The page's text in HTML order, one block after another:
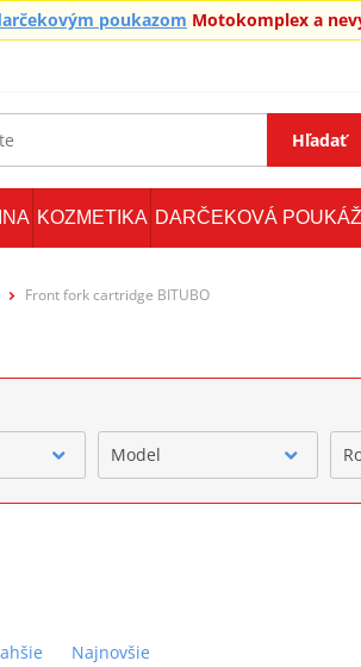
poukazom Motokomplex a
Hľadať
KOZMETIKA DARČEKOVÁ
Front fork cartridge BITUBO
Model
Najnovšie